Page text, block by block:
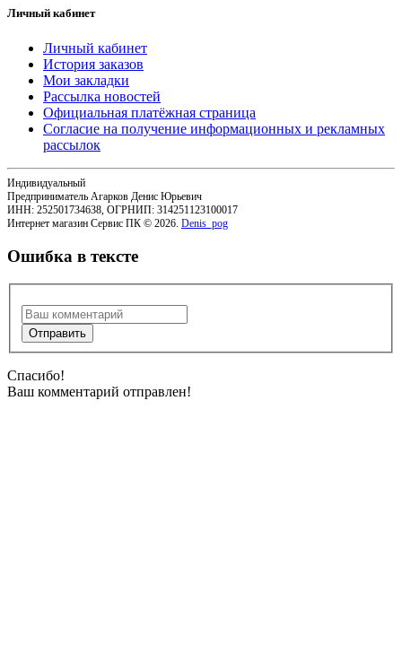
Личный кабинет
Личный кабинет
История заказов
Мои закладки
Рассылка новостей
Официальная платёжная страница
Согласие на получение информационных и рекламных
рассылок
Индивидуальный
Предприниматель Агарков Денис Юрьевич
ИНН: 252501734638, ОГРНИП: 314251123100017
Интернет магазин Сервис ПК © 2026. Denis_pog
Ошибка в тексте
Спасибо!
Ваш комментарий отправлен!